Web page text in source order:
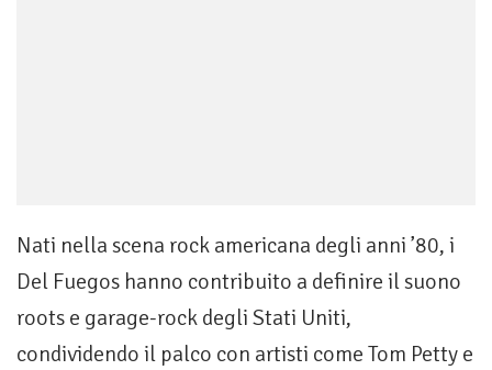
Nati nella scena rock americana degli anni ’80, i
Del Fuegos hanno contribuito a definire il suono
roots e garage-rock degli Stati Uniti,
condividendo il palco con artisti come Tom Petty e